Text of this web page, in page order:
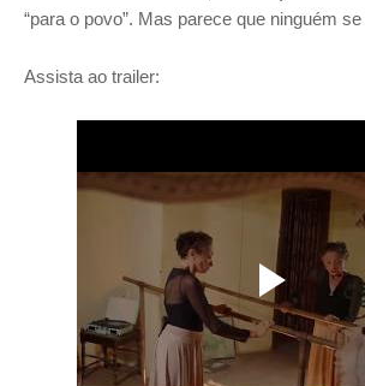
“para o povo”. Mas parece que ninguém
Assista ao trailer: